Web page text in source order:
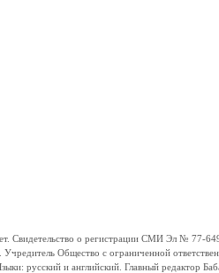
о регистрации СМИ Эл № 77-
Общество с ограниченной
русский и английский. Главный